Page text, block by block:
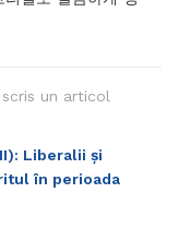
scris un articol
Liberalii și
în perioada